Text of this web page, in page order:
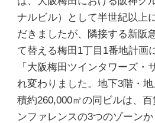
ナルビル）として半世紀以上
だきましたが、隣接する新阪
て替える梅田1丁目1番地計画
「大阪梅田ツインタワーズ・
れ変わりました。地下3階・
積約260,000㎡の同ビルは、
ンファレンスの3つのゾーン